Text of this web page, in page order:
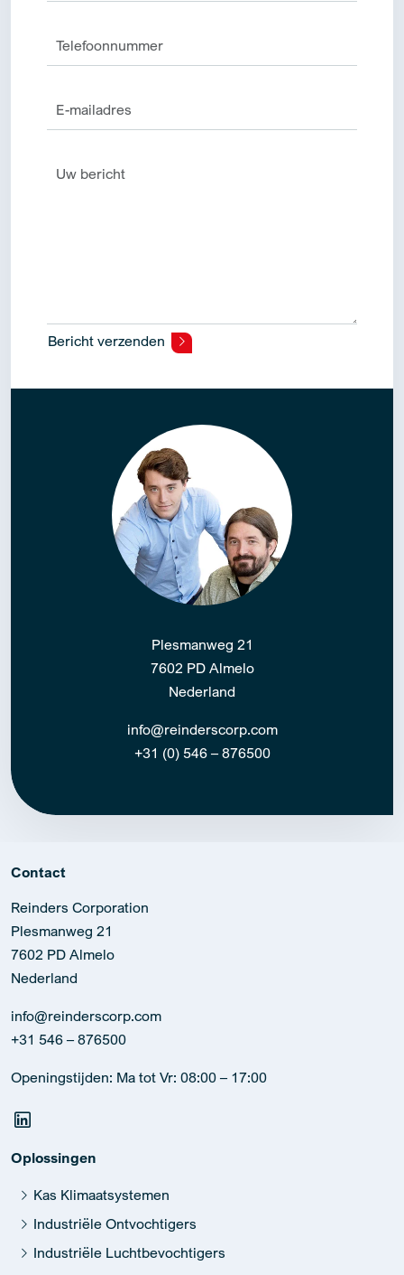
Bericht verzenden
Plesmanweg 21
7602 PD Almelo
Nederland
info@reinderscorp.com
+31 (0) 546 – 876500
Contact
Reinders Corporation
Plesmanweg 21
7602 PD Almelo
Nederland
info@reinderscorp.com
+31 546 – 876500
Openingstijden: Ma tot Vr: 08:00 – 17:00
Oplossingen
Kas Klimaatsystemen
Industriële Ontvochtigers
Industriële Luchtbevochtigers